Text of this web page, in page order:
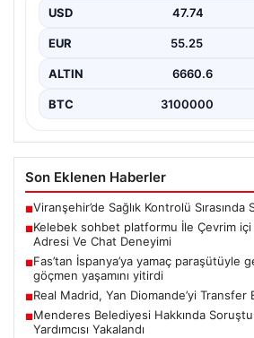
Dijital ortamında insanların güvenli
Halen…
USD 47.74
EUR 55.25
ALTIN 6660.6
BTC 3100000
Son Eklenen Haberler
■Viranşehir’de Sağlık Kontrolü Sırasında
■Kelebek sohbet platformu İle Çevrim
Adresi Ve Chat Deneyimi
■Fas’tan İspanya’ya yamaç paraşütüyle
göçmen yaşamını yitirdi
■Real Madrid, Yan Diomande’yi Transfer
■Menderes Belediyesi Hakkında
Yardımcısı Yakalandı